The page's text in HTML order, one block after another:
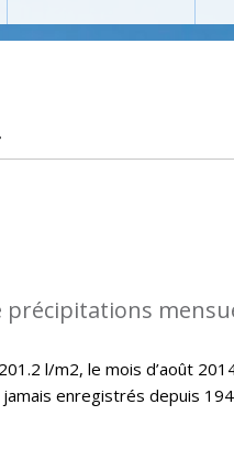
précipitations
l/m2, le mois d’août
jamais enregistrés depuis